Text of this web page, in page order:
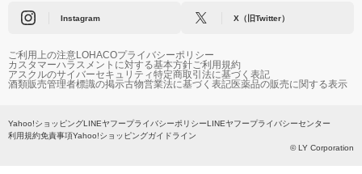
Instagram X（旧Twitter）
ご利用上の注意LOHACOプライバシーポリシー
カスタマーハラスメントに対する基本方針ご利用規約
アスクルのサイバーセキュリティ特定商取引法に基づく表記
酒類販売管理者標識の掲示古物営業法に基づく表記医薬品の販売に関する表示
Yahoo!ショッピングLINEヤフープライバシーポリシーLINEヤフープライバシーセンター
利用規約免責事項Yahoo!ショッピングガイドライン
© LY Corporation